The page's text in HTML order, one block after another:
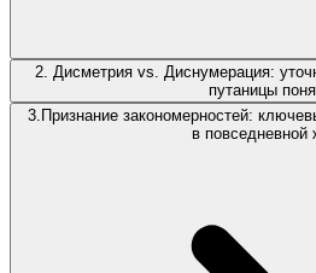
2. Дисметрия vs. Диснумерация:
путаницы
3.Признание закономерностей:
в повседневной